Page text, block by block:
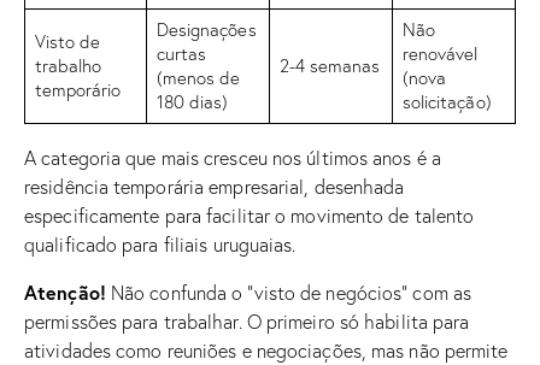
Visto de
trabalho
temporário
Designações
curtas
(menos de
180 dias)
2-4 semanas
Não
renovável
(nova
solicitação)
A categoria que mais cresceu nos últimos anos é a
residência temporária empresarial, desenhada
especificamente para facilitar o movimento de talento
qualificado para filiais uruguaias.
Atenção! Não confunda o “visto de negócios” com as
permissões para trabalhar. O primeiro só habilita para
atividades como reuniões e negociações, mas não permite